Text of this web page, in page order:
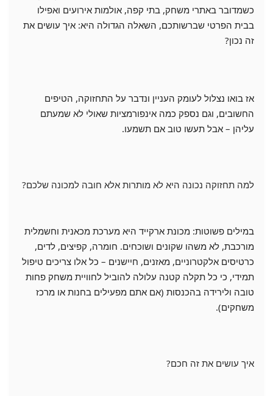
כשמדובר באתרי משחק, בתי קפה, אולמות אירועים ואפילו
בבית הפרטי שברשותכם, השאלה הגדולה היא: איך עושים את
זה נכון?
אז בואו נצלול לעומק העניין ונדבר על התחזוקה, הטיפים
החשובים, וגם נספק כמה אינפורמציות שאולי לא שמעתם
עליהן – אבל תעשו טוב אם תשמעו.
למה תחזוקה נכונה היא לא מותרות אלא חובה למכונה שלכם?
במילים פשוטות: מכונת ארקייד היא מערכת מכאנית וחשמלית
מורכבת, לא משהו שקונים ושוכחים. חומרה, קפיצים, לדים,
כרטיסים אלקטרוניים, מאזנים, חיישנים – כל אלו צריכים טיפול
תמידי, כי כל תקלה קטנה עלולה להוביל לחוויית משחק פחות
טובה ולירידה בהכנסות (אם אתם מפעילים בחנות או מרכז
משחקים).
איך עושים את זה חכם?